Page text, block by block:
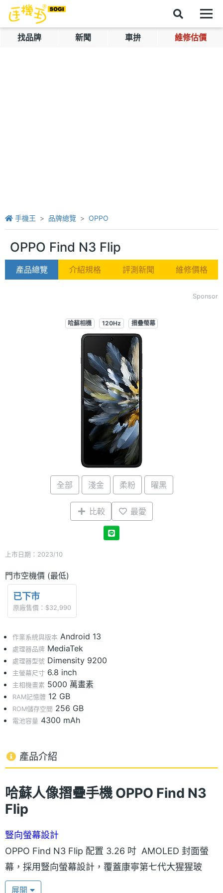
找品牌 新聞 車拚 維修估價
手機王 品牌總覽 OPPO
OPPO Find N3 Flip
產品總覽 介紹規格 評測新聞 維修價格
Sponsor
哈蘇相機 120Hz 摺疊螢幕
全部 淺金 柔粉 曜黑
比較 最愛
上市日期：2023/10
門市空機價 (最低)
已下市
原廠售價：$32,990
作業系統與版本 Android 13
處理器品牌 MediaTek
處理器型號 Dimensity 9200
主螢幕尺寸 6.8 inch
主相機畫素 5000 萬畫素
RAM記憶體 12 GB
ROM儲存空間 256 GB
電池容量 4300 mAh
產品介紹
哈蘇人像摺疊手機 OPPO Find N3
Flip
豎向螢幕設計
OPPO Find N3 Flip 配置 3.26 吋 AMOLED 封面螢
幕，採用豎向螢幕設計，覆蓋康寧第七代大猩猩玻
璃，展開後搭載 6.8 吋 AMOLED 內頁螢幕，具備自適
展開